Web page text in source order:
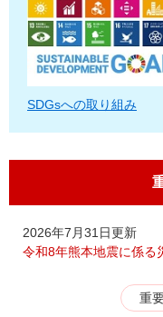
SDGsへの取り組み
2026年7月31日更新
令和8年熊本地震に係る
重